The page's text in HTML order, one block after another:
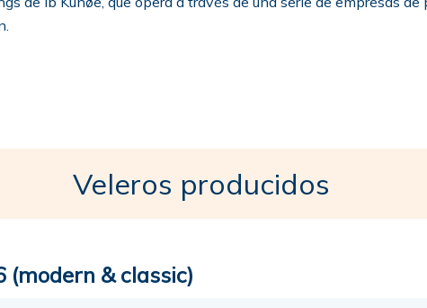
Veleros producidos
(modern & classic)